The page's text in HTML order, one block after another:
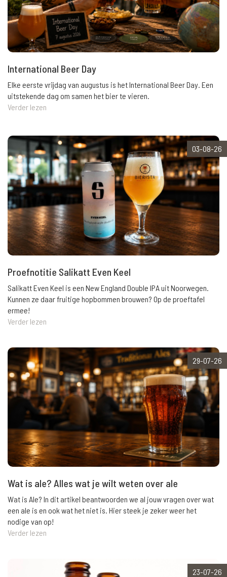
International Beer Day
Elke eerste vrijdag van augustus is het International Beer Day. Een
uitstekende dag om samen het bier te vieren.
Verder lezen
03-08-26
Proefnotitie Salikatt Even Keel
Salikatt Even Keel is een New England Double IPA uit Noorwegen.
Kunnen ze daar fruitige hopbommen brouwen? Op de proeftafel
ermee!
Verder lezen
29-07-26
Wat is ale? Alles wat je wilt weten over ale
Wat is Ale? In dit artikel beantwoorden we al jouw vragen over wat
een ale is en ook wat het niet is. Hier steek je zeker weer het
nodige van op!
Verder lezen
23-07-26